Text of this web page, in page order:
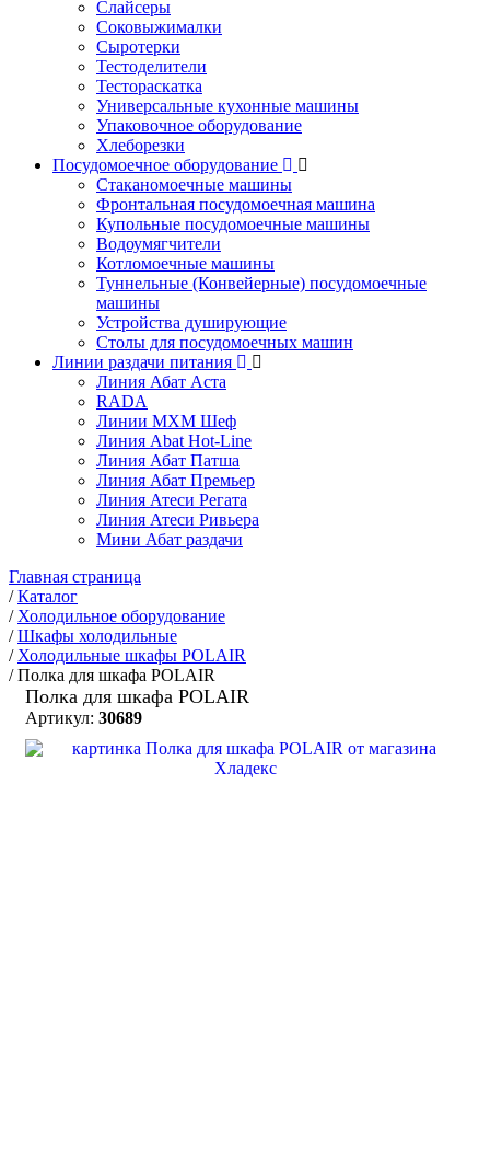
Слайсеры
Соковыжималки
Сыротерки
Тестоделители
Тестораскатка
Универсальные кухонные машины
Упаковочное оборудование
Хлеборезки
Посудомоечное оборудование
Стаканомоечные машины
Фронтальная посудомоечная машина
Купольные посудомоечные машины
Водоумягчители
Котломоечные машины
Туннельные (Конвейерные) посудомоечные
машины
Устройства душирующие
Столы для посудомоечных машин
Линии раздачи питания
Линия Абат Аста
RADA
Линии МХМ Шеф
Линия Abat Hot-Line
Линия Абат Патша
Линия Абат Премьер
Линия Атеси Регата
Линия Атеси Ривьера
Мини Абат раздачи
Главная страница
/Каталог
/ Холодильное оборудование
/Шкафы холодильные
/ Холодильные шкафы POLAIR
/Полка для шкафа POLAIR
Полка для шкафа POLAIR
Артикул: 30689